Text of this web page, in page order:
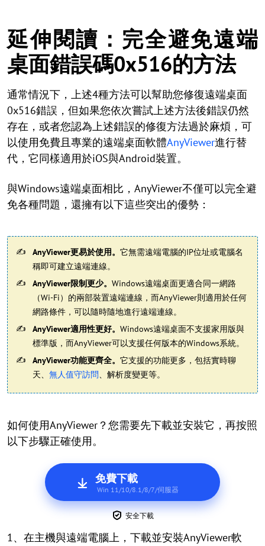
延伸閱讀：完全避免遠端
桌面錯誤碼0x516的方法
通常情況下，上述4種方法可以幫助您修復遠端桌面
0x516錯誤，但如果您依次嘗試上述方法後錯誤仍然
存在，或者您認為上述錯誤的修復方法過於麻煩，可
以使用免費且專業的遠端桌面軟體AnyViewer進行替
代，它同樣適用於iOS與Android裝置。
與Windows遠端桌面相比，AnyViewer不僅可以完全避
免各種問題，還擁有以下這些突出的優勢：
AnyViewer更易於使用。 它無需遠端電腦的IP位址或電腦名
稱即可建立遠端連線。
AnyViewer限制更少。 Windows遠端桌面更適合同一網路
（Wi-Fi）的兩部裝置遠端連線，而AnyViewer則適用於任何
網路條件，可以隨時隨地進行遠端連線。
AnyViewer適用性更好。 Windows遠端桌面不支援家用版與
標準版，而AnyViewer可以支援任何版本的Windows系統。
AnyViewer功能更齊全。 它支援的功能更多，包括實時聊
天、 無人值守訪問、解析度變更等。
如何使用AnyViewer？您需要先下載並安裝它，再按照
以下步驟正確使用。
免費下載
Win 11/10/8.1/8/7/伺服器
安全下載
1、在主機與遠端電腦上，下載並安裝AnyViewer軟